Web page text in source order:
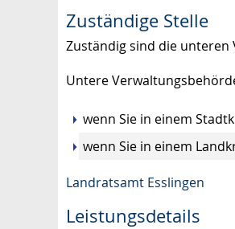
Zuständige Stelle
Zuständig sind die
Untere
wenn Sie in einem
wenn Sie in einem
Landratsamt Esslingen
Leistungsdetails